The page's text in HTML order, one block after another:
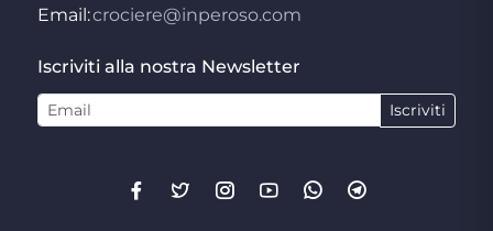
Email:crociere@inperoso.com
Iscriviti alla nostra Newsletter
Iscriviti